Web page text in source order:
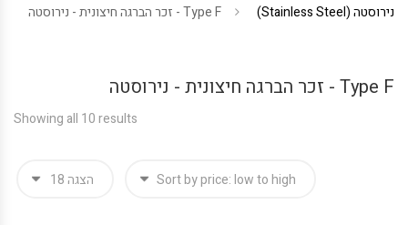
נירוסטה (Stainless Steel)
Type F - זכר הברגה חיצונית - נירוסטה
Type F - זכר הברגה חיצונית - נירוסטה
Showing all 10 results